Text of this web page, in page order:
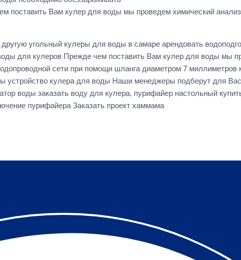
поставить Вам кулер для воды мы проведем химический
угольный кулеры для воды в самаре арендовать
для кулеров Прежде чем поставить Вам кулер для воды мы
сети при помощи шланга диаметром 7 миллиметров
устройство кулера для воды Наши менеджеры подберут для
воды заказать воду для кулера, пурифайер настольный
пурифайера Заказать проект хаммама